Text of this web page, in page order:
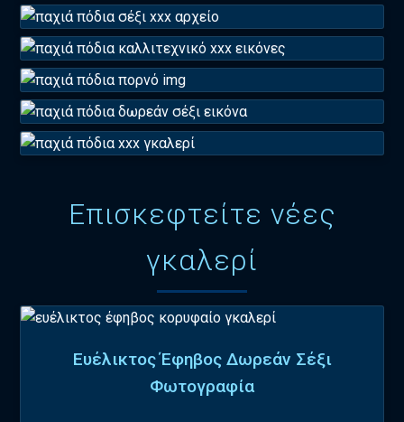
Επισκεφτείτε νέες
γκαλερί
Ευέλικτος Έφηβος Δωρεάν Σέξι
Φωτογραφία